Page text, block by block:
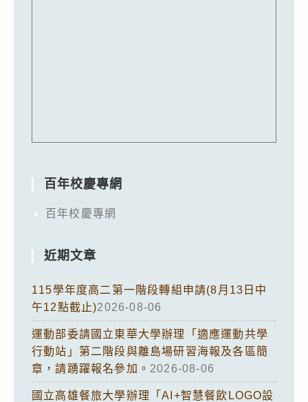
百年校慶專網
百年校慶專網
近期文章
115學年度高二第一階段轉組申請(8月13日中
午12點截止)2026-08-06
運動部委請國立東華大學辦理「適應運動共學
行動站」第二階段與離島場研習海報及各區簡
章，請踴躍報名參加。 2026-08-06
國立高雄餐旅大學辦理「AI+智慧餐飲LOGO設